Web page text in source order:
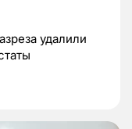
удалили